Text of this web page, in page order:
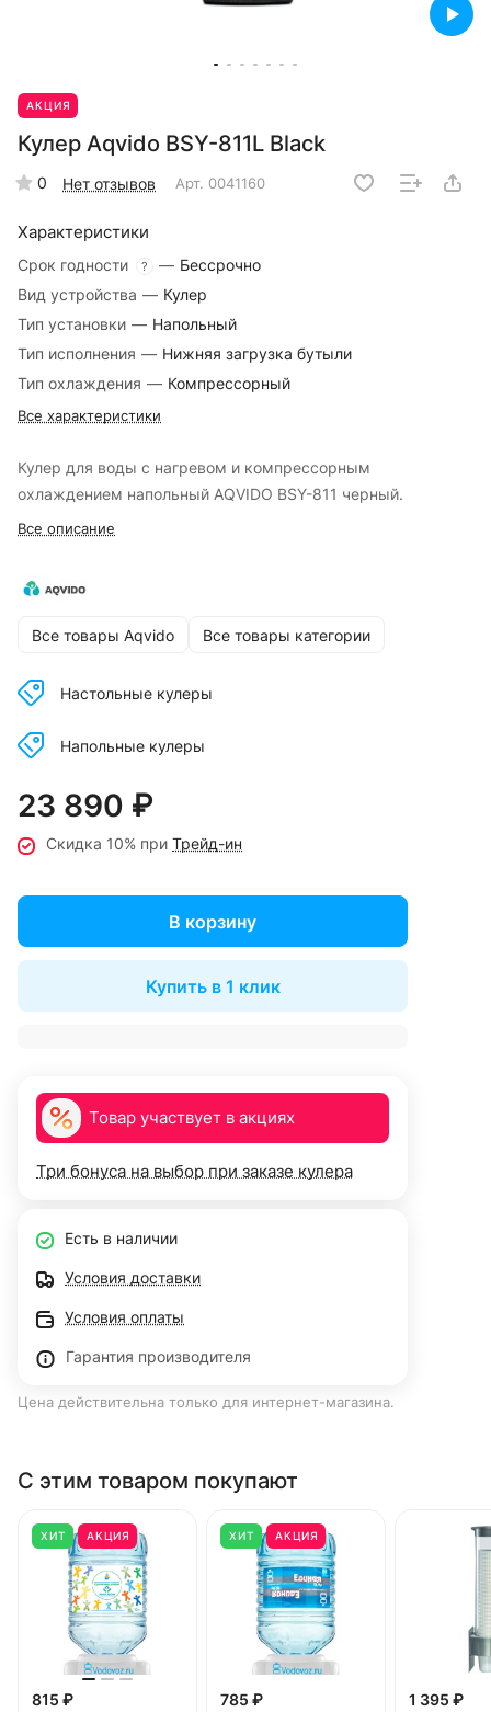
АКЦИЯ
Кулер Aqvido BSY-811L Black
0 Нет отзывов Арт. 0041160
Характеристики
Срок годности ? — Бессрочно
Вид устройства — Кулер
Тип установки — Напольный
Тип исполнения — Нижняя загрузка бутыли
Тип охлаждения — Компрессорный
Все характеристики
Кулер для воды с нагревом и компрессорным
охлаждением напольный AQVIDO BSY-811 черный.
Все описание
Все товары Aqvido Все товары категории
Настольные кулеры
Напольные кулеры
23 890 ₽
Скидка 10% при Трейд-ин
В корзину
Купить в 1 клик
Товар участвует в акциях
Три бонуса на выбор при заказе кулера
Есть в наличии
Условия доставки
Условия оплаты
Гарантия производителя
Цена действительна только для интернет-магазина.
С этим товаром покупают
ХИТ АКЦИЯ
815 ₽
ХИТ АКЦИЯ
785 ₽
1 395 ₽